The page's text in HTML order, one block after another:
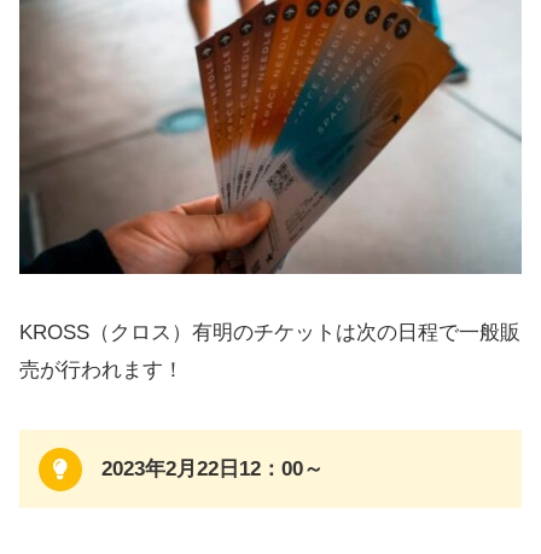
KROSS（クロス）有明のチケットは次の日程で一般販
売が行われます！
2023年2月22日12：00～